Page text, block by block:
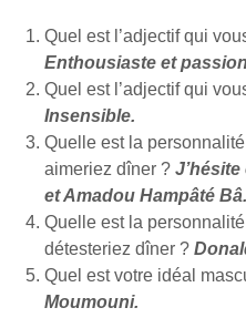
Quel est l’adjectif qui
Enthousiaste et
Quel est l’adjectif qui
Insensible.
Quelle est la
aimeriez dîner ?
et Amadou Hampâté Bâ.
Quelle est la
détesteriez dîner ?
Quel est votre idéal
Moumouni.